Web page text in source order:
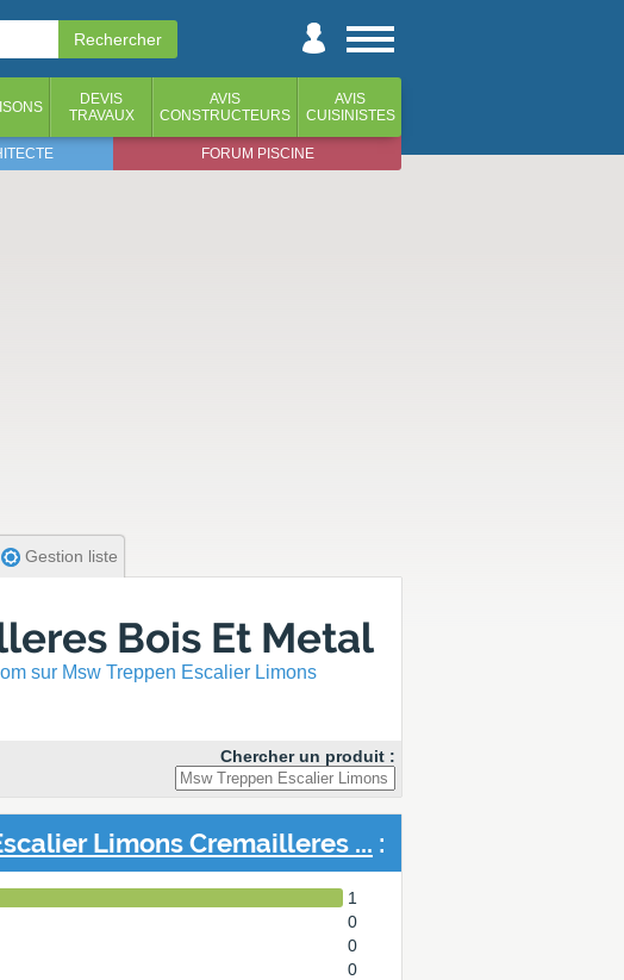
DEVIS
TRAVAUX
AVIS
CONSTRUCTEURS
AVIS
CUISINISTES
FORUM PISCINE
Gestion liste
Bois Et Metal
sur Msw Treppen Escalier Limons
Chercher un produit :
Limons Cremailleres ... :
1
0
0
0